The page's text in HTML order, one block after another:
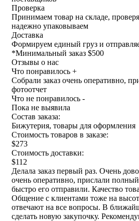
Проверка
Принимаем товар на складе,
надежно упаковываем
Доставка
Формируем единый груз и
*Минимальный заказ $500
Отзывы о нас
Что понравилось +
Собрали заказ очень оперативно,
фотоотчет
Что не понравилось -
Пока не выявила
Состав заказа:
Бижутерия, товары для оформления
Стоимость товаров в заказе:
$273
Стоимость доставки:
$112
Делала заказ первый раз. Очень
очень оперативно, прислали
быстро его отправили. Качество
Общение с клиентами тоже на
отвечают на все вопросы. В
сделать новую закупочку.